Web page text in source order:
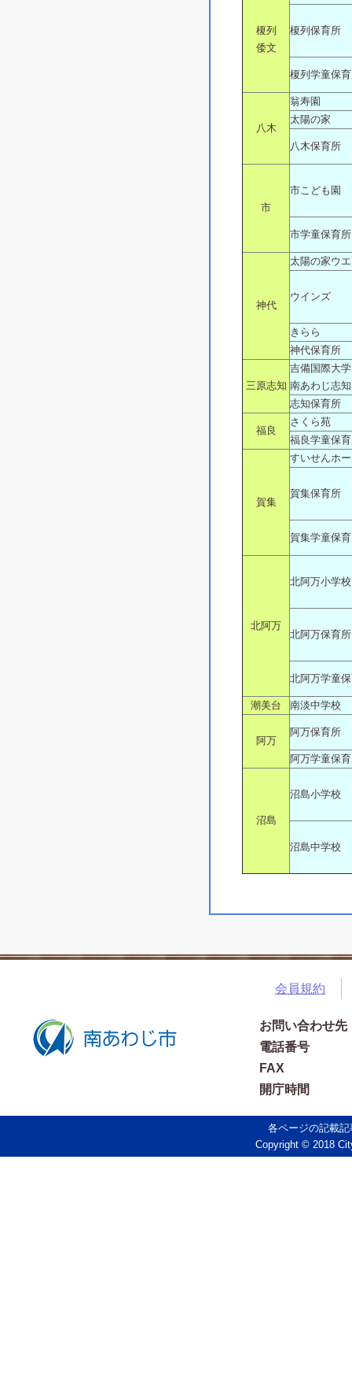
榎列
倭文
榎列保育所
榎列学童保
八木
翁寿園
太陽の家
八木保育所
市
市こども園
市学童保育所
神代
太陽の家ウ
ウインズ
きらら
神代保育所
三原志知
吉備国際大学
南あわじ志
志知保育所
福良
さくら苑
福良学童保
賀集
すいせんホ
賀集保育所
賀集学童保
北阿万
北阿万小学校
北阿万保育所
北阿万学童
潮美台 南淡中学校
阿万
阿万保育所
阿万学童保
沼島
沼島小学校
沼島中学校
会員規約
お問い合わせ先
電話番号
FAX
開庁時間
各ページの記載
Copyright © 2018